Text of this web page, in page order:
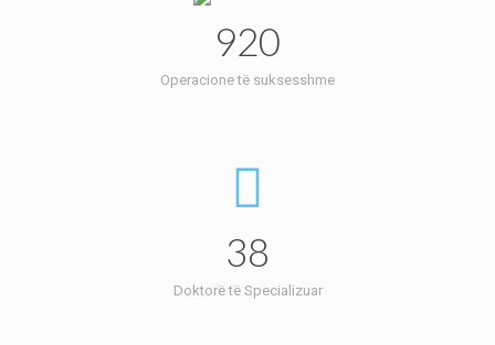
920
Operacione të suksesshme
38
Doktorë të Specializuar